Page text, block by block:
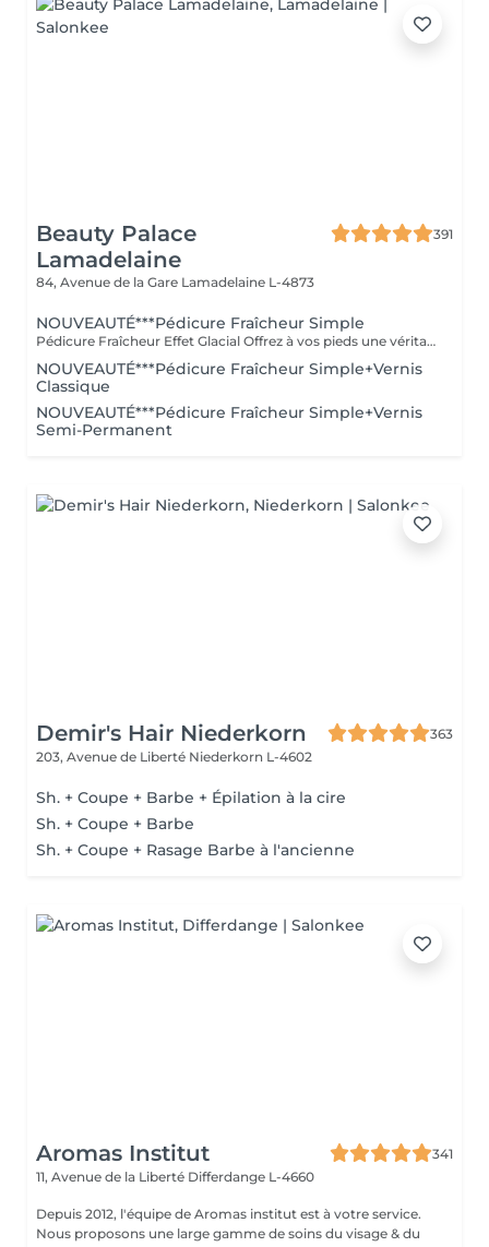
Beauty Palace
Lamadelaine
391
84, Avenue de la Gare Lamadelaine L-4873
NOUVEAUTÉ***Pédicure Fraîcheur Simple
Pédicure Fraîcheur Effet Glacial Offrez à vos pieds une véritable vague de fraîcheur intense. Cette prestation comprend le soin des ongles et des cuticules, le travail des zones rugueuses, suivi d'un gommage au sel et à l'amande douce, d'un bain effervescent relaxant et rafraîchissant, puis d'un soin à l'effet glacial appliqué jusqu'aux mollets. Des pieds doux, parfaitement soignés et une sensation de fraîcheur intense, idéale pour l'été.
NOUVEAUTÉ***Pédicure Fraîcheur Simple+Vernis
Classique
NOUVEAUTÉ***Pédicure Fraîcheur Simple+Vernis
Semi-Permanent
Demir's Hair Niederkorn
363
203, Avenue de Liberté Niederkorn L-4602
Sh. + Coupe + Barbe + Épilation à la cire
Sh. + Coupe + Barbe
Sh. + Coupe + Rasage Barbe à l'ancienne
Aromas Institut
341
11, Avenue de la Liberté Differdange L-4660
Depuis 2012, l'équipe de Aromas institut est à votre service.
Nous proposons une large gamme de soins du visage & du